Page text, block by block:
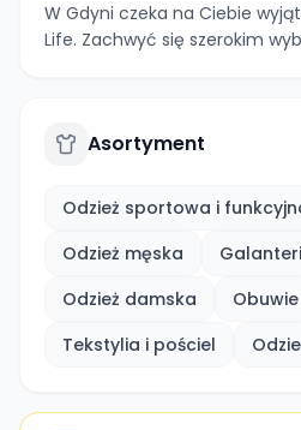
W Gdyni czeka na Ciebie
Life. Zachwyć się szerokim
Asortyment
Odzież sportowa i
Odzież męska
Odzież damska
Obuwie
Tekstylia i pościel